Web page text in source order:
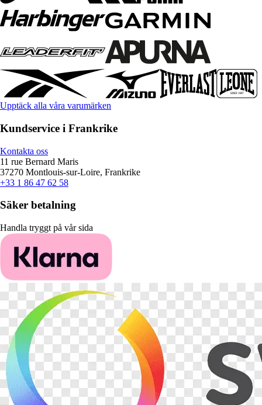
Upptäck alla våra varumärken
Kundservice i Frankrike
Kontakta oss
11 rue Bernard Maris
37270 Montlouis-sur-Loire, Frankrike
+33 1 86 47 62 58
Säker betalning
Handla tryggt på vår sida